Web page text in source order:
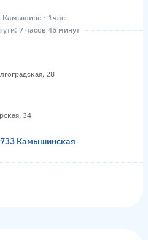
Камышине · 1 час
7 часов 45 минут
28
34
Камышинская